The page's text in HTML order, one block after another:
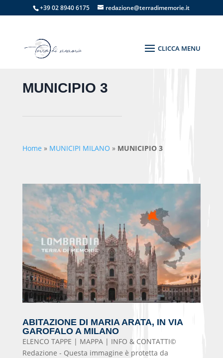
+39 02 8940 6175 redazione@terradimemorie.it
MUNICIPIO 3
Home » MUNICIPI MILANO » MUNICIPIO 3
ABITAZIONE DI MARIA ARATA, IN VIA
GAROFALO A MILANO
ELENCO TAPPE | MAPPA | INFO & CONTATTI©
Redazione - Questa immagine è protetta da